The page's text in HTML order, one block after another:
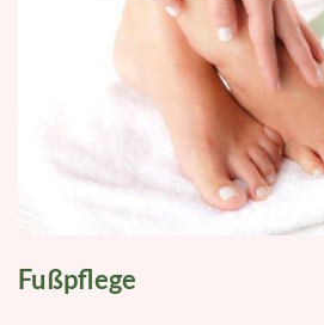
Fußpflege